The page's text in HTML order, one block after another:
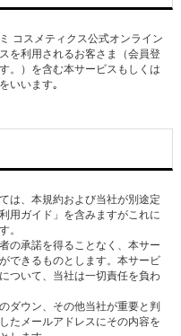
コスメティクス公式オンライン
を利用されるお客さま（会員登
。）を含む本サービスもしくは
いいます｡
は、本規約および当社が別途定
用ガイド」を含みますがこれに
。
の承諾を得ることなく、本サー
できるものとします。本サービ
ついて、当社は一切責任を負わ
ダウン、その他当社が重要と判
たメールアドレスにその内容を